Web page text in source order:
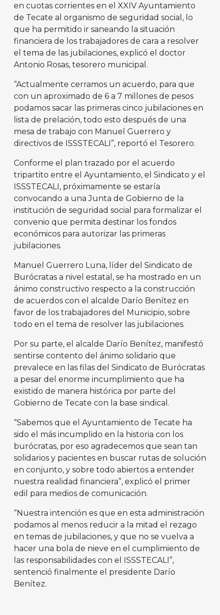
en cuotas corrientes en el XXIV Ayuntamiento
de Tecate al organismo de seguridad social, lo
que ha permitido ir saneando la situación
financiera de los trabajadores de cara a resolver
el tema de las jubilaciones, explicó el doctor
Antonio Rosas, tesorero municipal.
“Actualmente cerramos un acuerdo, para que
con un aproximado de 6 a 7 millones de pesos
podamos sacar las primeras cinco jubilaciones en
lista de prelación, todo esto después de una
mesa de trabajo con Manuel Guerrero y
directivos de ISSSTECALI”, reportó el Tesorero.
Conforme el plan trazado por el acuerdo
tripartito entre el Ayuntamiento, el Sindicato y el
ISSSTECALI, próximamente se estaría
convocando a una Junta de Gobierno de la
institución de seguridad social para formalizar el
convenio que permita destinar los fondos
económicos para autorizar las primeras
jubilaciones.
Manuel Guerrero Luna, líder del Sindicato de
Burócratas a nivel estatal, se ha mostrado en un
ánimo constructivo respecto a la construcción
de acuerdos con el alcalde Darío Benítez en
favor de los trabajadores del Municipio, sobre
todo en el tema de resolver las jubilaciones.
Por su parte, el alcalde Darío Benítez, manifestó
sentirse contento del ánimo solidario que
prevalece en las filas del Sindicato de Burócratas
a pesar del enorme incumplimiento que ha
existido de manera histórica por parte del
Gobierno de Tecate con la base sindical.
“Sabemos que el Ayuntamiento de Tecate ha
sido el más incumplido en la historia con los
burócratas, por eso agradecemos que sean tan
solidarios y pacientes en buscar rutas de solución
en conjunto, y sobre todo abiertos a entender
nuestra realidad financiera”, explicó el primer
edil para medios de comunicación.
“Nuestra intención es que en esta administración
podamos al menos reducir a la mitad el rezago
en temas de jubilaciones, y que no se vuelva a
hacer una bola de nieve en el cumplimiento de
las responsabilidades con el ISSSTECALI”,
sentenció finalmente el presidente Darío
Benítez.